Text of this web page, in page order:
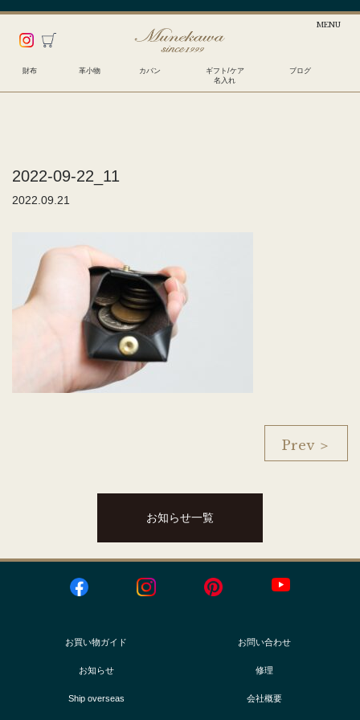
財布 革小物 カバン
ギフト/ケア
名入れ
ブログ
2022-09-22_11
2022.09.21
Prev ＞
お知らせ一覧
お買い物ガイド お問い合わせ
お知らせ 修理
Ship overseas 会社概要